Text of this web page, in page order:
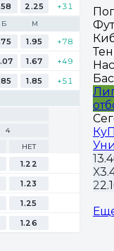
2.25 +31
Б М
1.95
+78
1.67
+49
1.85 +51
4
НЕТ
1.22
1.23
1.25
1.26
1
Х
2